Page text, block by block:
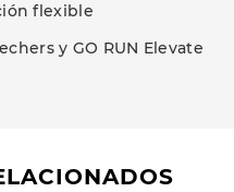
flexible
y GO RUN Elevate